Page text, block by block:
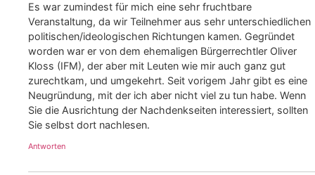
Es war zumindest für mich eine sehr fruchtbare
Veranstaltung, da wir Teilnehmer aus sehr unterschiedlichen
politischen/ideologischen Richtungen kamen. Gegründet
worden war er von dem ehemaligen Bürgerrechtler Oliver
Kloss (IFM), der aber mit Leuten wie mir auch ganz gut
zurechtkam, und umgekehrt. Seit vorigem Jahr gibt es eine
Neugründung, mit der ich aber nicht viel zu tun habe. Wenn
Sie die Ausrichtung der Nachdenkseiten interessiert, sollten
Sie selbst dort nachlesen.
Antworten